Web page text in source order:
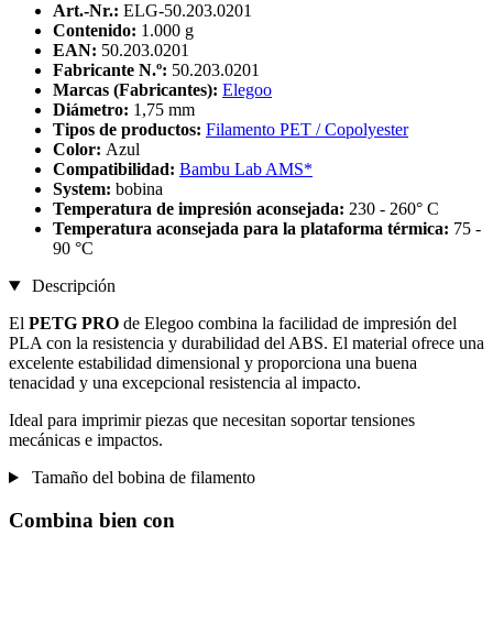
Art.-Nr.: ELG-50.203.0201
Contenido: 1.000 g
EAN: 50.203.0201
Fabricante N.º: 50.203.0201
Marcas (Fabricantes): Elegoo
Diámetro: 1,75 mm
Tipos de productos: Filamento PET / Copolyester
Color: Azul
Compatibilidad: Bambu Lab AMS*
System: bobina
Temperatura de impresión aconsejada: 230 - 260° C
Temperatura aconsejada para la plataforma térmica: 75 -
90 °C
Descripción
El PETG PRO de Elegoo combina la facilidad de impresión del
PLA con la resistencia y durabilidad del ABS. El material ofrece una
excelente estabilidad dimensional y proporciona una buena
tenacidad y una excepcional resistencia al impacto.
Ideal para imprimir piezas que necesitan soportar tensiones
mecánicas e impactos.
Tamaño del bobina de filamento
Combina bien con